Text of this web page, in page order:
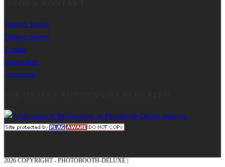
Fotobox kaufen
Fotobox mieten
Kontakt
Datenschutz
Impressum
2026 COPYRIGHT - PHOTOBOOTH-DELUXE |